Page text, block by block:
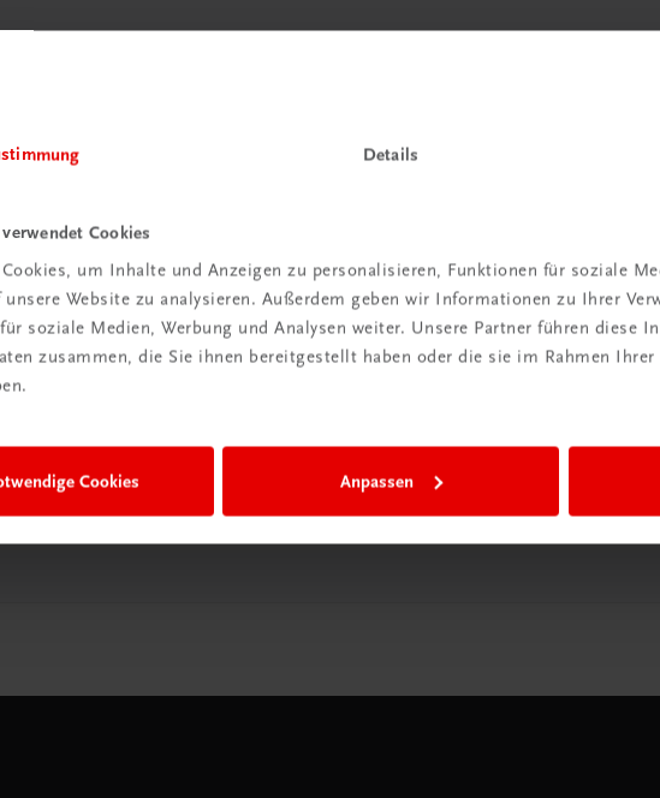
Details
Cookies
um Inhalte und Anzeigen zu personalisieren, Funktionen für soziale
Website zu analysieren. Außerdem geben wir Informationen zu Ihrer
soziale Medien, Werbung und Analysen weiter. Unsere Partner führen diese
zusammen, die Sie ihnen bereitgestellt haben oder die sie im Rahmen
Cookies Anpassen
bei TRAUNER!
Wir sind gerne für Sie da
TRAUNER Verlag + Buchservice GmbH
Köglstraße 14 | 4020 Linz
Mail:buchservice@trauner.at
+43 664 88 58 69 41
mehr erfahren